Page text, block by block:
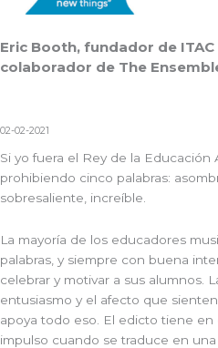
Eric Booth, fundador de
colaborador de The
02-02-2021
Si yo fuera el Rey de la
prohibiendo cinco palabras:
sobresaliente, increíble.
La mayoría de los educadores
palabras, y siempre con buena
celebrar y motivar a sus alumnos.
entusiasmo y el afecto que
apoya todo eso. El edicto tiene
impulso cuando se traduce en